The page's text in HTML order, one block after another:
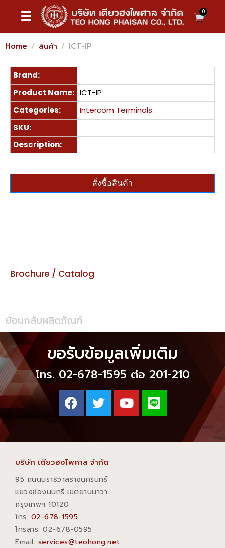
0
Home สินค้า ICT-IP
Brand:
Product Name: ICT-IP
Categories:
Intercom Terminals
SKU:
Description:
สั่งซื้อสินค้า
Brochure / Catalog
ย้อนกลับผลิตภัณฑ์
ขอรับข้อมูลเพิ่มเติม
โทร. 02-678-1595 ต่อ 201-210
บริษัท เตียวฮงไพศาล จำกัด
95 ถนนนราธิวาสราชนครินทร์
แขวงช่องนนทรี เขตยานนาวา
กรุงเทพฯ 10120
โทร: 02-678-1595
โทรสาร:​ 02-678-0595
Email: services@teohong.net